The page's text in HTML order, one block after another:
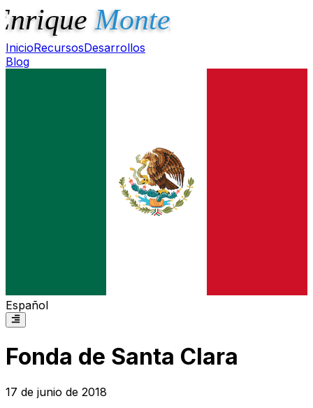
InicioRecursosDesarrollos
Blog
Español
Fonda de Santa Clara
17 de junio de 2018